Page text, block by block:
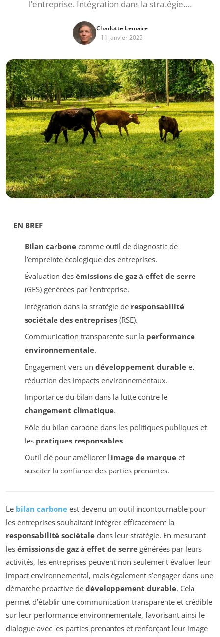
l’entreprise. Intégration dans la stratégie….
Charlotte Lemaire
11 janvier 2025
EN BREF
Bilan carbonecomme outil de diagnostic de
l’empreinte écologique des entreprises.
Évaluation des émissions de gaz à effet de serre
(GES) générées par l’entreprise.
Intégration dans la stratégie de responsabilité
sociétale des entreprises(RSE).
Communication transparente sur la performance
environnementale.
Engagement vers un développement durableet
réduction des impacts environnementaux.
Importance du bilan dans la lutte contre le
changement climatique.
Rôle du bilan carbone dans les politiques publiques et
les pratiques responsables.
Outil clé pour améliorer l’image de marqueet
susciter la confiance des parties prenantes.
Le bilan carbone est devenu un outil incontournable pour
les entreprises souhaitant intégrer efficacement la
responsabilité sociétale dans leur stratégie. En mesurant
les émissions de gaz à effet de serre générées par leurs
activités, les entreprises peuvent non seulement évaluer leur
impact environnemental, mais également s’engager dans une
démarche proactive de développement durable. Cela
permet d’établir une communication transparente et crédible
sur leur performance environnementale, favorisant ainsi le
dialogue avec les parties prenantes et renforçant leur image